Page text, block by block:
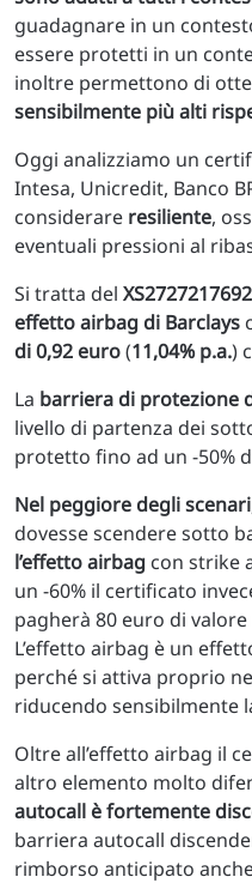
guadagnare in un
essere protetti in un
inoltre permettono di
sensibilmente più alti
Oggi analizziamo un
Intesa, Unicredit, Banco
considerare resiliente,
eventuali pressioni al
Si tratta del XS2727217692
effetto airbag di Barclays
di 0,92 euro(11,04% p.a.)
La barriera di protezione
livello di partenza dei
protetto fino ad un -50%
Nel peggiore degli scenari
dovesse scendere sotto
l’effetto airbag con strike
un -60% il certificato
pagherà 80 euro di
L’effetto airbag è un
perché si attiva proprio
riducendo sensibilmente
Oltre all’effetto airbag il
altro elemento molto
autocall è fortemente
barriera autocall
rimborso anticipato